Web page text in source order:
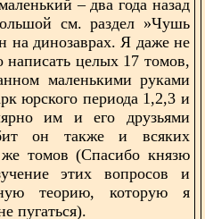
– два года назад
см. раздел »Чушь
на динозаврах. Я даже не
целых 17 томов,
маленькими руками
юрского периода 1,2,3 и
им и его друзьями
он также и всяких
томов (Спасибо князю
этих вопросов и
теорию, которую я
пугаться).